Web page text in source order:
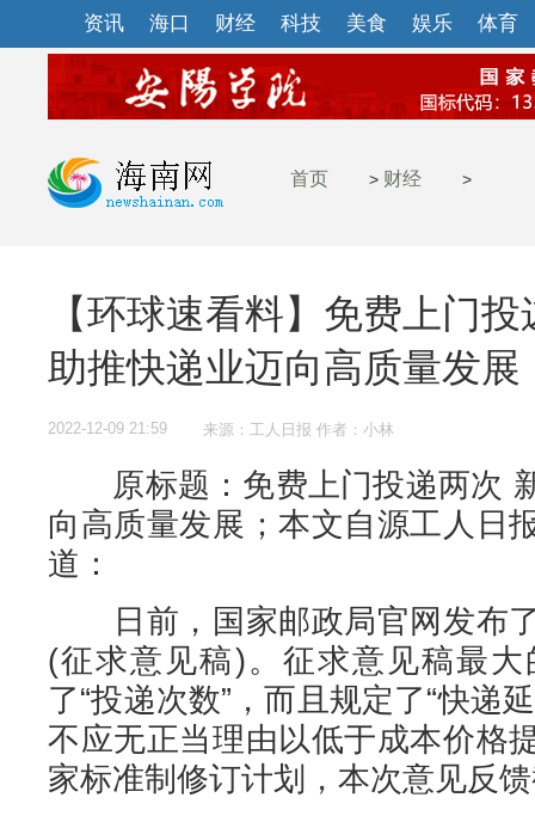
资讯 海口 财经 科技 美食 娱乐 体育
首页 > 财经 >
【环球速看料】免费上门
助推快递业迈向高质量发展
2022-12-09 21:59 来源：工人日报 作者：小林
原标题：免费上门投递两次
向高质量发展；本文自源工人日
道：
日前，国家邮政局官网发布
(征求意见稿)。征求意见稿最
了“投递次数”，而且规定了“快递
不应无正当理由以低于成本价格
家标准制修订计划，本次意见反